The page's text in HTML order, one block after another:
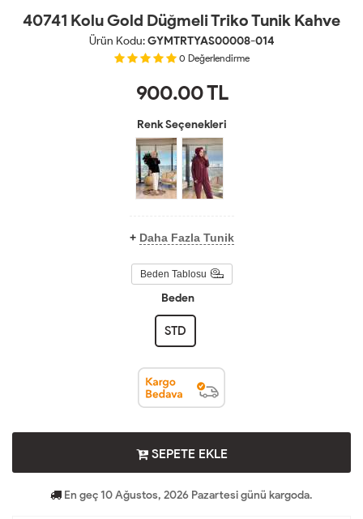
40741 Kolu Gold Düğmeli Triko Tunik Kahve
Ürün Kodu:GYMTRTYAS00008-014
0 Değerlendirme
900.00TL
Renk Seçenekleri
+ Daha Fazla Tunik
Beden Tablosu
Beden
STD
SEPETE EKLE
En geç 10 Ağustos, 2026 Pazartesi günü kargoda.